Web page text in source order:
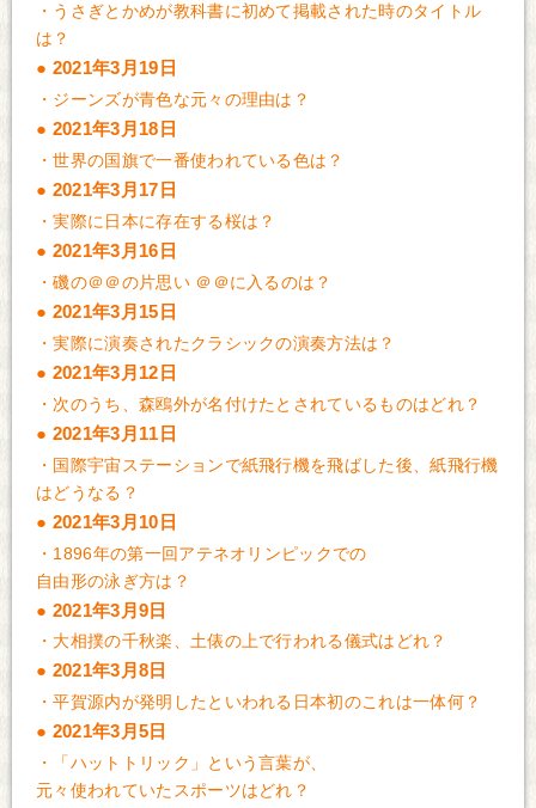
・ うさぎとかめが教科書に初めて掲載された時のタイトル
は？
2021年3月19日
・ ジーンズが青色な元々の理由は？
2021年3月18日
・世界の国旗で一番使われている色は？
2021年3月17日
・実際に日本に存在する桜は？
2021年3月16日
・磯の＠＠の片思い ＠＠に入るのは？
2021年3月15日
・実際に演奏されたクラシックの演奏方法は？
2021年3月12日
・ 次のうち、森鴎外が名付けたとされているものはどれ？
2021年3月11日
・ 国際宇宙ステーションで紙飛行機を飛ばした後、紙飛行機
はどうなる？
2021年3月10日
・ 1896年の第一回アテネオリンピックでの
自由形の泳ぎ方は？
2021年3月9日
・ 大相撲の千秋楽、土俵の上で行われる儀式はどれ？
2021年3月8日
・平賀源内が発明したといわれる日本初のこれは一体何？
2021年3月5日
・
「ハットトリック」という言葉が、
元々使われていたスポーツはどれ？